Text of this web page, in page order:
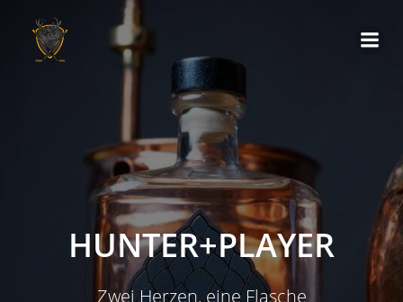
springen
HUNTER+PLAYER
Zwei Herzen, eine Flasche